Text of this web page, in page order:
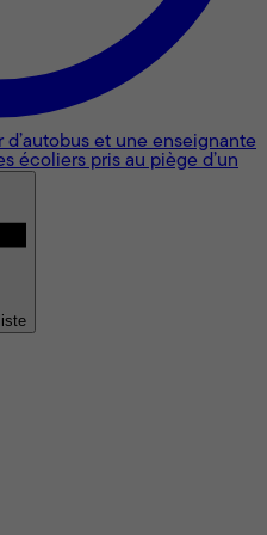
d’autobus et une enseignante
écoliers pris au piège d’un